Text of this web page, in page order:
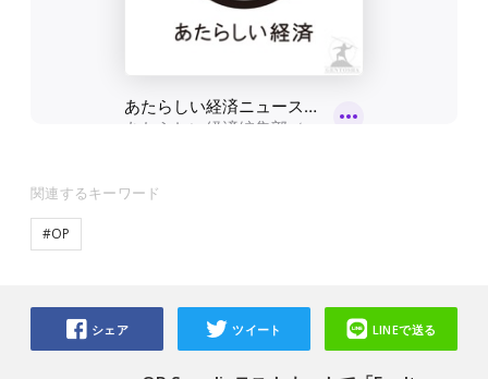
関連するキーワード
#OP
シェア ツイート LINEで送る